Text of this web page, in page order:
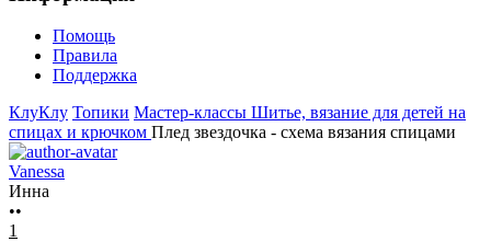
Помощь
Правила
Поддержка
КлуКлу Топики Мастер-классы Шитье, вязание для детей на
спицах и крючком Плед звездочка - схема вязания спицами
Vanessa
Инна
••
1